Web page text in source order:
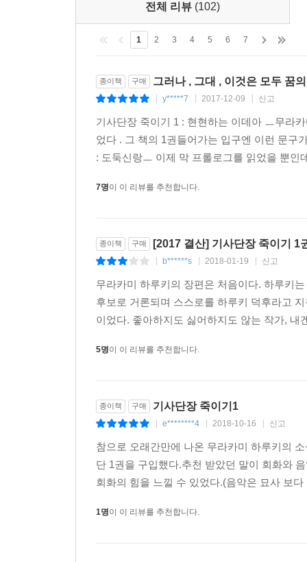
1979년 『바람의 노래를 들어라』로 군조신인
청춘의 전유물로 여겨지기도 했던 무라카미 하
무라카미 하루키가 지금까지 구축해온 작품세계
지니는지, 소설가가 안팎의 문제에 맞서 싸워나
대답을 이 작품을 통해 확인할 수 있을 것이다.
‘이것이 하루키다!’라고 말할 수 있는 요소가
앨리스처럼. _북 아사히
상실과 회복을 주제로 다른 세계를 경험하고 돌
표면적인 줄거리를 따라갈 수도 있지만, 각 대
의도적으로 구축되어 있다. _요미우리 신문
장편소설은 트위터나 페이스북 같은 다양한 SNS
중요한 일입니다. 이야기라는 것은 즉각적인 효
_무라카미 하루키(아사히 신문 인터뷰, 2017.4.17.)
전체 리뷰 (102)
1 2 3 4 5 6 7
종이책 구매 그러나 , 그대 , 이것은 모두 꿈
y*****7 2017-12-09 신고
기사단장 죽이기 1 : 현현하는 이데아 ㅡ무라
었다 . 그 책의 1권들어가는 입구엔 이런 문구
: 도둑신랑ㅡ 이제 막 프롤로그를 읽었을 뿐
7명이 이 리뷰를 추천합니다.
종이책 구매 [2017 결산] 기사단장 죽이기 1
b******s 2018-01-19 신고
무라카미 하루키의 장편은 처음이다. 하루키
후보로 거론되며 스스로를 하루키 덕후라고
이었다. 좋아하지도 싫어하지도 않는 작가,
5명이 이 리뷰를 추천합니다.
종이책 구매 기사단장 죽이기1
e********4 2018-10-16 신고
참으로 오래간만에 나온 무라카미 하루키의
단 1권을 구입했다.추천 받았던 말이 회화와
회화의 힘을 느낄 수 있었다.(음악은 묘사 보
1명이 이 리뷰를 추천합니다.